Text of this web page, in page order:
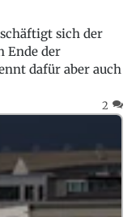
sich der
Ende der
dafür aber auch
2